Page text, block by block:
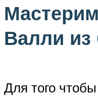
Валли из
Для того